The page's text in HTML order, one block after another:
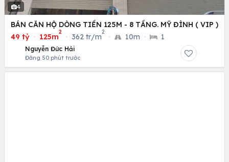
4
BÁN CĂN HỘ DÒNG TIỀN 125M - 8 TẦNG. MỸ ĐÌNH ( VIP )
49 tỷ · 125m
2
· 362 tr/m
2
· 10m · 1
Nguyễn Đức Hải
Đăng 50 phút trước